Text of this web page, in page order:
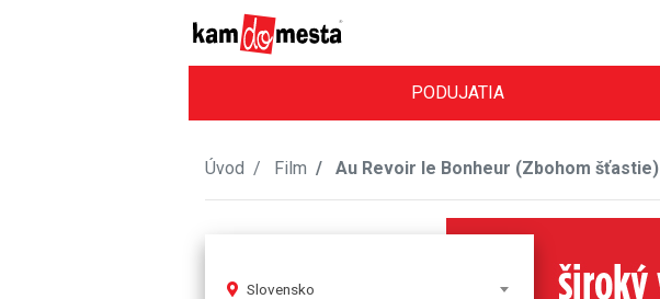
PODUJATIA
Úvod Film Au Revoir le Bonheur (Zbohom šťastie)
Slovensko